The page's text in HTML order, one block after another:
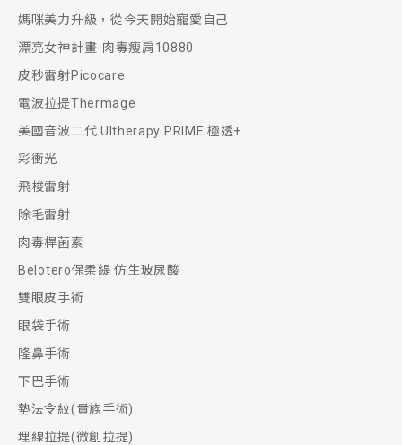
媽咪美力升級，從今天開始寵愛自己
漂亮女神計畫-肉毒瘦肩10880
皮秒雷射Picocare
電波拉提Thermage
美國音波二代 Ultherapy PRIME 極透+
彩衝光
飛梭雷射
除毛雷射
肉毒桿菌素
Belotero保柔緹 仿生玻尿酸
雙眼皮手術
眼袋手術
隆鼻手術
下巴手術
墊法令紋(貴族手術)
埋線拉提(微創拉提)